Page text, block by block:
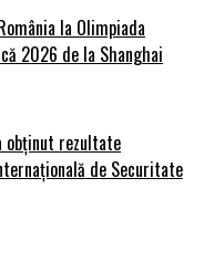
la Olimpiada
2026 de la Shanghai
obținut rezultate
de Securitate